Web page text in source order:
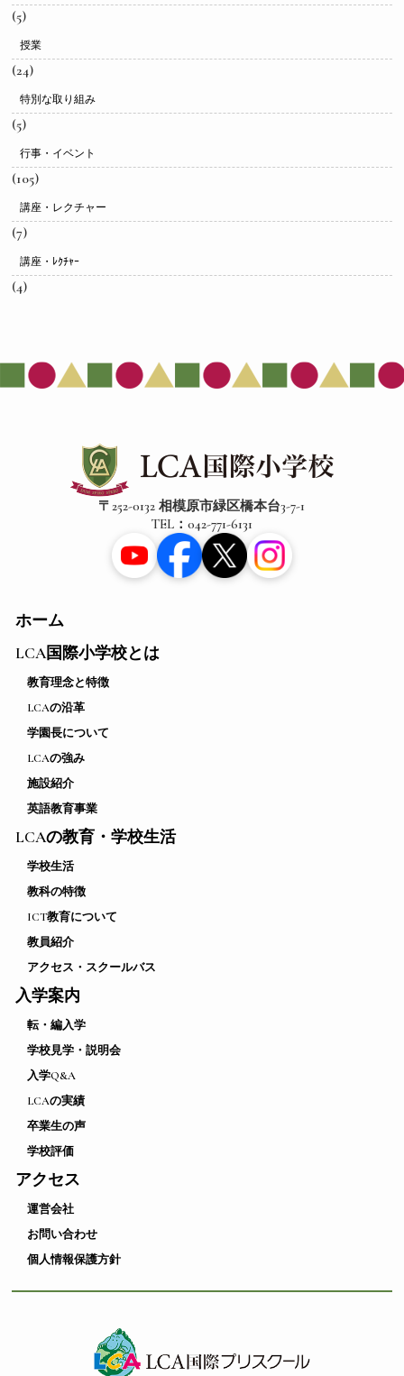
(5)
授業
(24)
特別な取り組み
(5)
行事・イベント
(105)
講座・レクチャー
(7)
講座・ﾚｸﾁｬｰ
(4)
〒252-0132 相模原市緑区橋本台3-7-1
TEL：042-771-6131
ホーム
LCA国際小学校とは
教育理念と特徴
LCAの沿革
学園長について
LCAの強み
施設紹介
英語教育事業
LCAの教育・学校生活
学校生活
教科の特徴
ICT教育について
教員紹介
アクセス・スクールバス
入学案内
転・編入学
学校見学・説明会
入学Q&A
LCAの実績
卒業生の声
学校評価
アクセス
運営会社
お問い合わせ
個人情報保護方針